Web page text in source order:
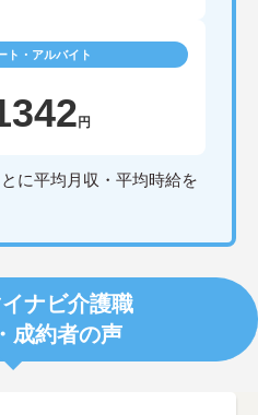
ト・アルバイト
円
に平均月収・平均時給を
ナビ介護職
成約者の声